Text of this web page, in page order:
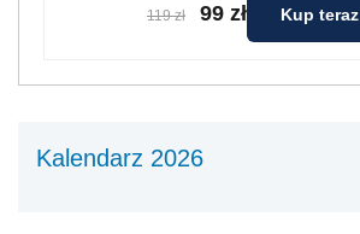
119 zł 99 zł Kup teraz
Kalendarz 2026